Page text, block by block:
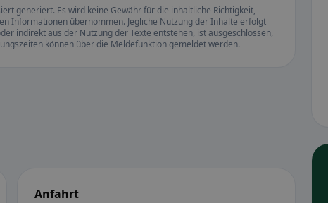
generiert. Es wird keine Gewähr für die inhaltliche Richtigkeit,
Informationen übernommen. Jegliche Nutzung der Inhalte erfolgt
indirekt aus der Nutzung der Texte entstehen, ist ausgeschlossen,
können über die Meldefunktion gemeldet werden.
Anfahrt